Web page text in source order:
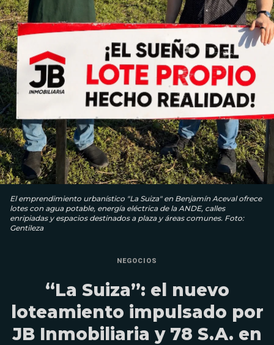
El emprendimiento urbanístico "La Suiza" en Benjamín Aceval ofrece
lotes con agua potable, energía eléctrica de la ANDE, calles
enripiadas y espacios destinados a plaza y áreas comunes. Foto:
Gentileza
NEGOCIOS
“La Suiza”: el nuevo
loteamiento impulsado por
JB Inmobiliaria y 78 S.A. en